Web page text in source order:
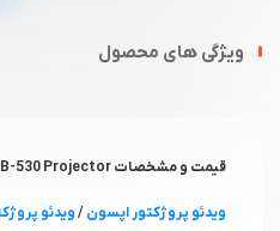
ویژگی های محصول
قیمت و مشخصات EPSON CB-530 Projector
ویدئو پروژکتور اپسون/ویدئو